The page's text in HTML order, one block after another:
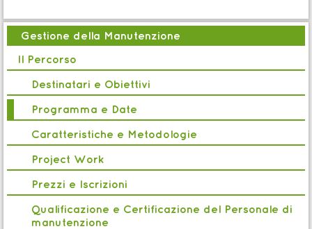
k Percorso
Project Manager Hybrid
b
Manutenzione Industriale
c
Gestione della
Manutenzione Civile e
Facility
Gestione della Manutenzione
Il Percorso
Destinatari e Obiettivi
Programma e Date
Caratteristiche e Metodologie
Project Work
Prezzi e Iscrizioni
Qualificazione e Certificazione del Personale di
manutenzione